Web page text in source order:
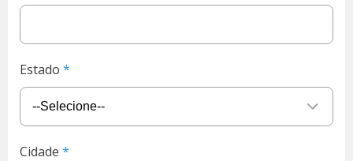
Estado
Cidade